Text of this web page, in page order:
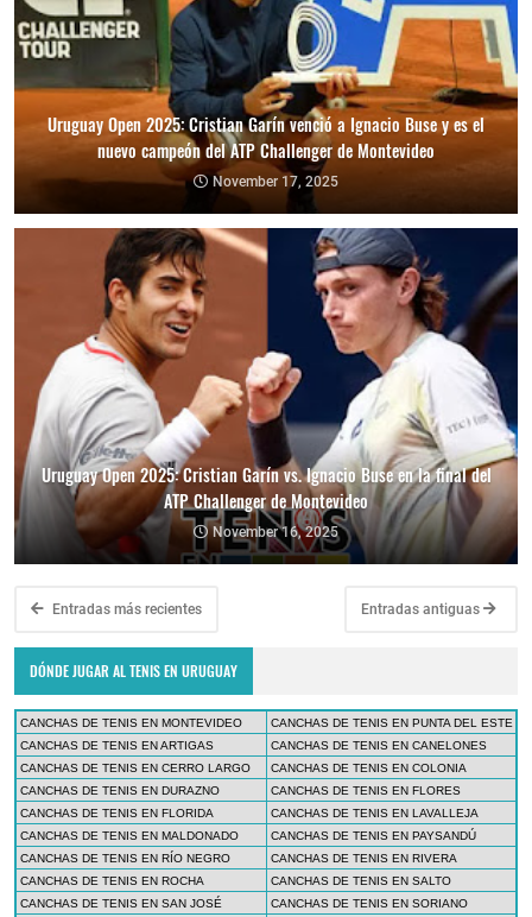
Uruguay Open 2025: Cristian Garín venció a Ignacio Buse y es el
nuevo campeón del ATP Challenger de Montevideo
November 17, 2025
Uruguay Open 2025: Cristian Garín vs. Ignacio Buse en la final del
ATP Challenger de Montevideo
November 16, 2025
Entradas más recientes Entradas antiguas
DÓNDE JUGAR AL TENIS EN URUGUAY
CANCHAS DE TENIS EN MONTEVIDEO
CANCHAS DE TENIS EN PUNTA DEL ESTE
CANCHAS DE TENIS EN ARTIGAS
CANCHAS DE TENIS EN CANELONES
CANCHAS DE TENIS EN CERRO LARGO
CANCHAS DE TENIS EN COLONIA
CANCHAS DE TENIS EN DURAZNO
CANCHAS DE TENIS EN FLORES
CANCHAS DE TENIS EN FLORIDA
CANCHAS DE TENIS EN LAVALLEJA
CANCHAS DE TENIS EN MALDONADO
CANCHAS DE TENIS EN PAYSANDÚ
CANCHAS DE TENIS EN RÍO NEGRO
CANCHAS DE TENIS EN RIVERA
CANCHAS DE TENIS EN ROCHA
CANCHAS DE TENIS EN SALTO
CANCHAS DE TENIS EN SAN JOSÉ
CANCHAS DE TENIS EN SORIANO